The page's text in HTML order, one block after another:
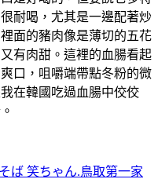
耐喝，尤其是一邊配著炒
面的豬肉像是薄切的五花
有肉甜。這裡的血腸看起
口，咀嚼端帶點冬粉的微
在韓國吃過血腸中佼佼
ば 笑ちゃん.鳥取第一家